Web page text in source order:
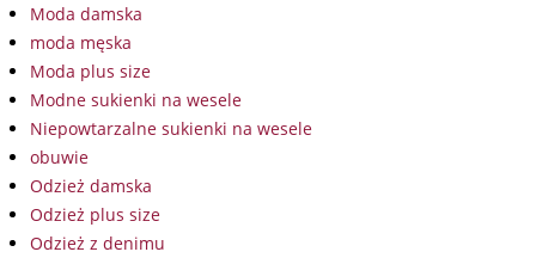
Moda damska
moda męska
Moda plus size
Modne sukienki na wesele
Niepowtarzalne sukienki na wesele
obuwie
Odzież damska
Odzież plus size
Odzież z denimu